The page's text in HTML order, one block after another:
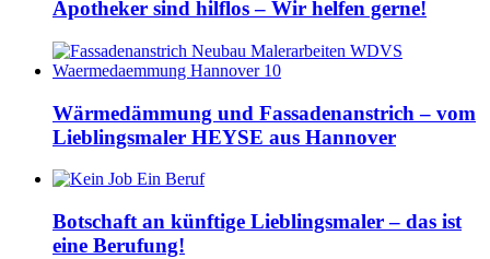
Apotheker sind hilflos – Wir helfen gerne!
Wärmedämmung und Fassadenanstrich – vom
Lieblingsmaler HEYSE aus Hannover
Botschaft an künftige Lieblingsmaler – das ist
eine Berufung!